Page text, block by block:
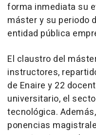
forma inmediata su
máster y su periodo
entidad pública
El claustro del
instructores,
de Enaire y 22
universitario, el
tecnológica.
ponencias